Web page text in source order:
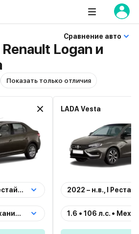
Сравнение авто
Logan и
Показать только отличия
2018 – 2022, II Рестайлинг
1.6 • 82 л.с. • Механика • Передний • Бензин (Life)
LADA Vesta